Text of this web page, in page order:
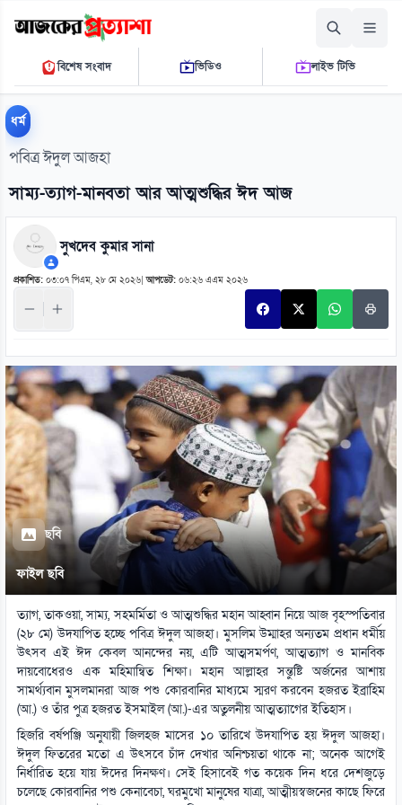
শুক্রবার, ০৭ আগস্ট ২০২৬
১২:১৯:২০ পি.এম.THE DAILY AJKER PROTTASHA
বিশেষ সংবাদ ভিডিও লাইভ টিভি
ধর্ম
পবিত্র ঈদুল আজহা
সাম্য-ত্যাগ-মানবতা আর আত্মশুদ্ধির ঈদ আজ
সুখদেব কুমার সানা
প্রকাশিত: ০৩:০৭ পিএম, ২৮ মে ২০২৬ |আপডেট: ০৬:২৬ এএম ২০২৬
ছবি
ফাইল ছবি
ত্যাগ, তাকওয়া, সাম্য, সহমর্মিতা ও আত্মশুদ্ধির মহান আহ্বান নিয়ে আজ বৃহস্পতিবার
(২৮ মে) উদযাপিত হচ্ছে পবিত্র ঈদুল আজহা। মুসলিম উম্মাহর অন্যতম প্রধান ধর্মীয়
উৎসব এই ঈদ কেবল আনন্দের নয়, এটি আত্মসমর্পণ, আত্মত্যাগ ও মানবিক
দায়বোধেরও এক মহিমান্বিত শিক্ষা। মহান আল্লাহর সন্তুষ্টি অর্জনের আশায়
সামর্থ্যবান মুসলমানরা আজ পশু কোরবানির মাধ্যমে স্মরণ করবেন হজরত ইব্রাহিম
(আ.) ও তাঁর পুত্র হজরত ইসমাইল (আ.)-এর অতুলনীয় আত্মত্যাগের ইতিহাস।
হিজরি বর্ষপঞ্জি অনুযায়ী জিলহজ মাসের ১০ তারিখে উদযাপিত হয় ঈদুল আজহা।
ঈদুল ফিতরের মতো এ উৎসবে চাঁদ দেখার অনিশ্চয়তা থাকে না; অনেক আগেই
নির্ধারিত হয়ে যায় ঈদের দিনক্ষণ। সেই হিসাবেই গত কয়েক দিন ধরে দেশজুড়ে
চলেছে কোরবানির পশু কেনাবেচা, ঘরমুখো মানুষের যাত্রা, আত্মীয়স্বজনের কাছে ফিরে